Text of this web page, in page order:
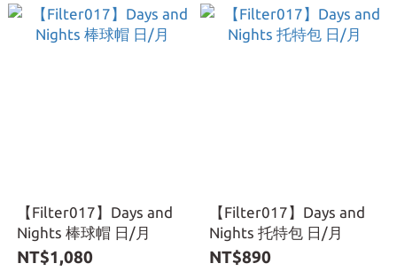
【Filter017】Days and
Nights 棒球帽 日/月
NT$1,080
【Filter017】Days and
Nights 托特包 日/月
NT$890